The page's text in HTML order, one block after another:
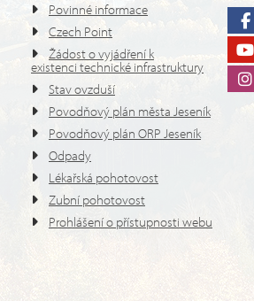
Povinné informace
Czech Point
Žádost o vyjádření k
existenci technické infrastruktury
Stav ovzduší
Povodňový plán města Jeseník
Povodňový plán ORP Jeseník
Odpady
Lékařská pohotovost
Zubní pohotovost
Prohlášení o přístupnosti webu